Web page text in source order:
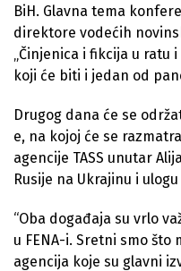
BiH. Glavna tema
direktore vodećih
„Činjenica i fikcija u ratu
koji će biti i jedan od
Drugog dana će se
e, na kojoj će se
agencije TASS unutar
Rusije na Ukrajinu i
“Oba događaja su vrlo
u FENA-i. Sretni smo što
agencija koje su glavni